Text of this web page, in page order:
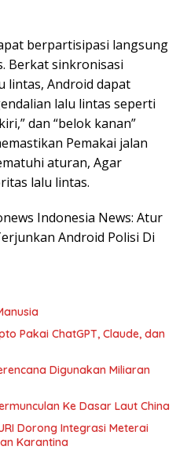
berpartisipasi langsung
Berkat sinkronisasi
lintas, Android dapat
lalu lintas seperti
dan “belok kanan”
Pemakai jalan
aturan, Agar
lalu lintas.
Indonesia News: Atur
Android Polisi Di
Pakai ChatGPT, Claude, dan
Digunakan Miliaran
Ke Dasar Laut China
Dorong Integrasi Meterai
Karantina